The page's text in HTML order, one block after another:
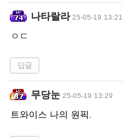
나타랄라 25-05-19 13:21
ㅇㄷ
답글
무당눈 25-05-19 13:29
트와이스 나의 원픽.